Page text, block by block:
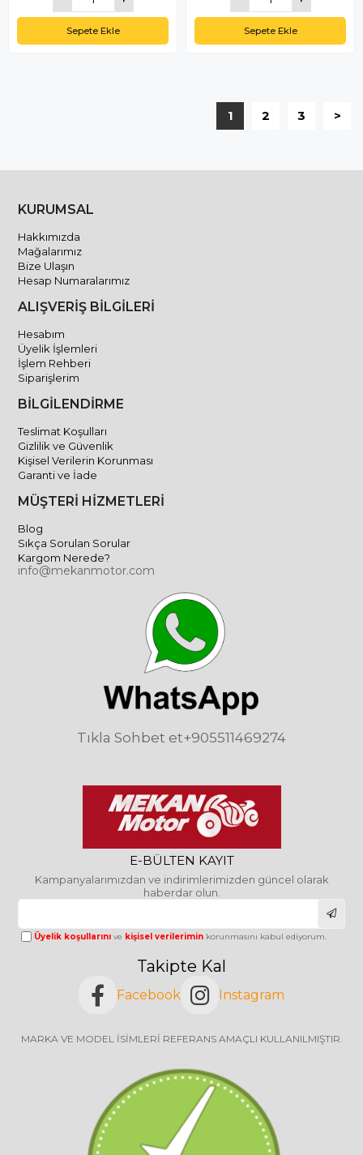
Sepete Ekle Sepete Ekle
1 2 3 >
KURUMSAL
Hakkımızda
Mağalarımız
Bize Ulaşın
Hesap Numaralarımız
ALIŞVERİŞ BİLGİLERİ
Hesabım
Üyelik İşlemleri
İşlem Rehberi
Siparişlerim
BİLGİLENDİRME
Teslimat Koşulları
Gizlilik ve Güvenlik
Kişisel Verilerin Korunması
Garanti ve İade
MÜŞTERİ HİZMETLERİ
Blog
Sıkça Sorulan Sorular
Kargom Nerede?
info@mekanmotor.com
Tıkla Sohbet et+905511469274
E-BÜLTEN KAYIT
Kampanyalarımızdan ve indirimlerimizden güncel olarak
haberdar olun.
Üyelik koşullarını ve kişisel verilerimin korunmasını kabul ediyorum.
Takipte Kal
Facebook Instagram
MARKA VE MODEL İSİMLERİ REFERANS AMAÇLI KULLANILMIŞTIR.